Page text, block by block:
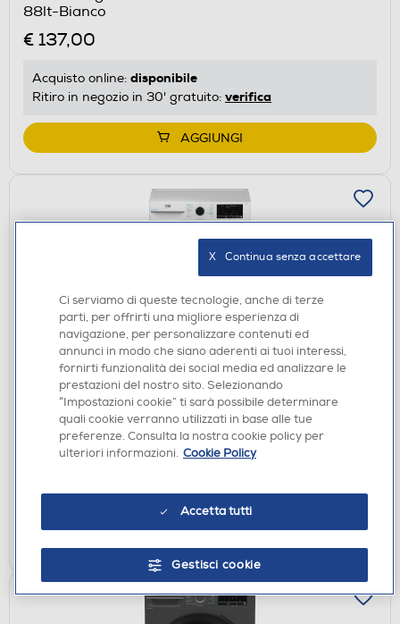
88lt-Bianco
€ 137,00
Acquisto online: disponibile
Ritiro in negozio in 30' gratuito: verifica
AGGIUNGI
LAVATRICI STANDARD
BEKO - Lavatrice BMW8149DB 8Kg Classe A-30%-
Bianco
€ 374,00
Ritiro in negozio in 30' gratuito:verifica
Ci serviamo di queste tecnologie, anche di terze
parti, per offrirti una migliore esperienza di
navigazione, per personalizzare contenuti ed
annunci in modo che siano aderenti ai tuoi interessi,
fornirti funzionalità dei social media ed analizzare le
prestazioni del nostro sito. Selezionando
“Impostazioni cookie” ti sarà possibile determinare
quali cookie verranno utilizzati in base alle tue
preferenze. Consulta la nostra cookie policy per
ulteriori informazioni. Cookie Policy
Accetta tutti
Gestisci cookie
X   Continua senza accettare